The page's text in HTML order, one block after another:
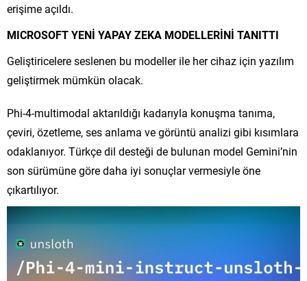
erişime açıldı.
MICROSOFT YENİ YAPAY ZEKA MODELLERİNİ TANITTI
Geliştiricelere seslenen bu modeller ile her cihaz için yazılım
geliştirmek mümkün olacak.
Phi-4-multimodal aktarıldığı kadarıyla konuşma tanıma,
çeviri, özetleme, ses anlama ve görüntü analizi gibi kısımlara
odaklanıyor. Türkçe dil desteği de bulunan model Gemini’nin
son sürümüne göre daha iyi sonuçlar vermesiyle öne
çıkartılıyor.